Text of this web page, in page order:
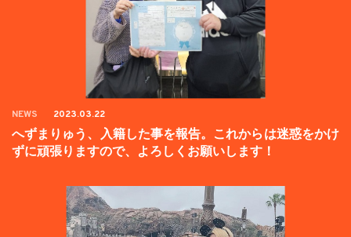
NEWS 2023.03.22
へずまりゅう、入籍した事を報告。これからは迷惑をかけ
ずに頑張りますので、よろしくお願いします！